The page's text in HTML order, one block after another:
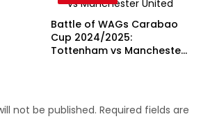
Battle of WAGs Carabao
Cup 2024/2025:
Tottenham vs Manchester
not be published. Required fields are